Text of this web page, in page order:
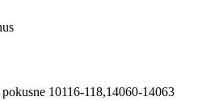
10116-118,14060-14063